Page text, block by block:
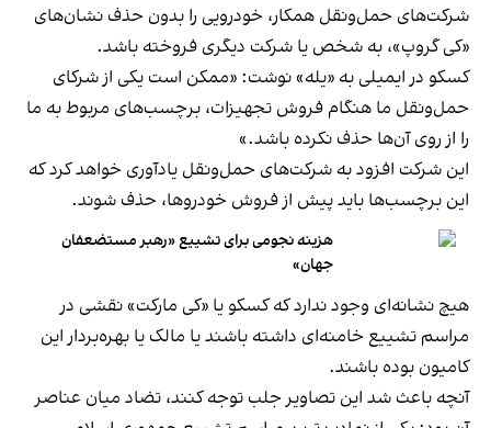
شرکت‌های حمل‌ونقل همکار، خودرویی را بدون حذف نشان‌های
«کی گروپ»، به شخص یا شرکت دیگری فروخته باشد.
کسکو در ایمیلی به «یله» نوشت: «ممکن است یکی از شرکای
حمل‌ونقل ما هنگام فروش تجهیزات، برچسب‌های مربوط به ما
را از روی آن‌ها حذف نکرده باشد.»
این شرکت افزود به شرکت‌های حمل‌ونقل یادآوری خواهد کرد که
این برچسب‌ها باید پیش از فروش خودروها، حذف شوند.
هزینه نجومی برای تشییع «رهبر مستضعفان
جهان»
هیچ نشانه‌ای وجود ندارد که کسکو یا «کی مارکت» نقشی در
مراسم تشییع خامنه‌ای داشته باشند یا مالک یا بهره‌بردار این
کامیون بوده باشند.
آنچه باعث شد این تصاویر جلب توجه کنند، تضاد میان عناصر